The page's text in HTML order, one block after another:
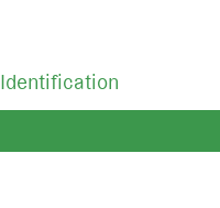
Identification